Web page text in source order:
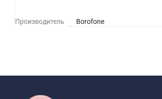
Производитель Borofone